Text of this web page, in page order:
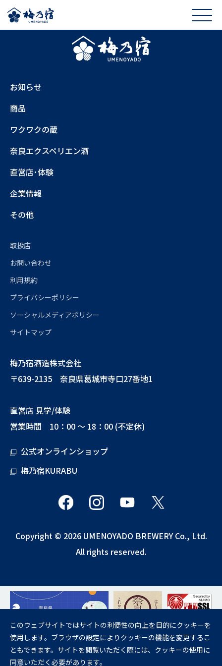
お知らせ
商品
ワクワクの蔵
奈良エクスペリエン酒
直営店･体験
企業情報
その他
取扱店
お問い合わせ
利用規約
プライバシーポリシー
ソーシャルメディアポリシー
サイトマップ
梅乃宿酒造株式会社
〒639-2135 奈良県葛城市寺口27番地1
直営店 見学/体験
営業時間 10：00 ～ 18：00 (不定休)
公式オンラインショップ
梅乃宿KURABU
Copyright © 2026 UMENOYADO BREWERY Co., Ltd.
All rights reserved.
飲酒は20歳になってから。
妊娠中や授乳期の飲酒は、胎児・乳児の発育に悪影響を与えるおそれが
あります。
このウェブサイトではサイトの利便性の向上を目的にクッキーを
使用します。ブラウザの設定によりクッキーの機能を変更するこ
ともできます。サイトを閲覧いただく際には、クッキーの使用に
同意いただく必要があります。